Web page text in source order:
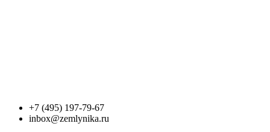
+7 (495) 197-79-67
inbox@zemlynika.ru